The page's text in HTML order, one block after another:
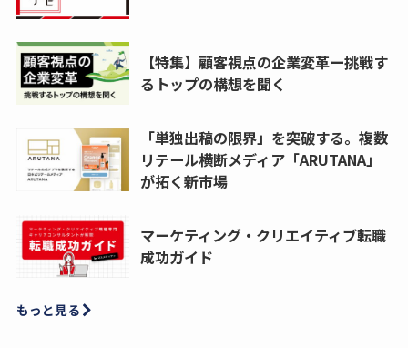
【特集】顧客視点の企業変革ー挑戦す
るトップの構想を聞く
「単独出稿の限界」を突破する。複数
リテール横断メディア「ARUTANA」
が拓く新市場
マーケティング・クリエイティブ転職
成功ガイド
もっと見る